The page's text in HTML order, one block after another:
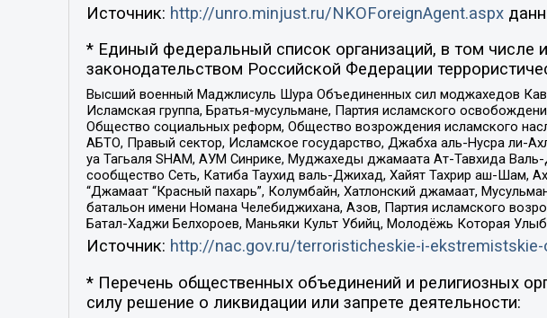
Источник: http://unro.minjust.ru/NKOForeignAgent.aspx
* Единый федеральный список организаций, в том числе
законодательством Российской Федерации
Высший военный Маджлисуль Шура Объединенных сил моджахедов
Исламская группа, Братья-мусульмане, Партия исламского
Общество социальных реформ, Общество возрождения исламского
АБТО, Правый сектор, Исламское государство, Джабха аль-Нусра ли-
уа Тагьаля SHAM, АУМ Синрике, Муджахеды джамаата Ат-Тавхида
сообщество Сеть, Катиба Таухид валь-Джихад, Хайят Тахрир аш-Шам,
“Джамаат “Красный пахарь”, Колумбайн, Хатлонский джамаат,
батальон имени Номана Челебиджихана, Азов, Партия исламского
Батал-Хаджи Белхороев, Маньяки Культ Убийц, Молодёжь Которая
Источник: http://nac.gov.ru/terroristicheskie-i-ekstremistskie-
* Перечень общественных объединений и религиозных
силу решение о ликвидации или запрете деятельности: